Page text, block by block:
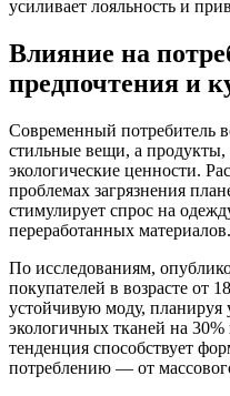
усиливает лояльность и
Влияние на
предпочтения и
Современный потребитель
стильные вещи, а продукты,
экологические ценности.
проблемах загрязнения
стимулирует спрос на
переработанных материалов.
По исследованиям,
покупателей в возрасте от
устойчивую моду,
экологичных тканей на
тенденция способствует
потреблению — от